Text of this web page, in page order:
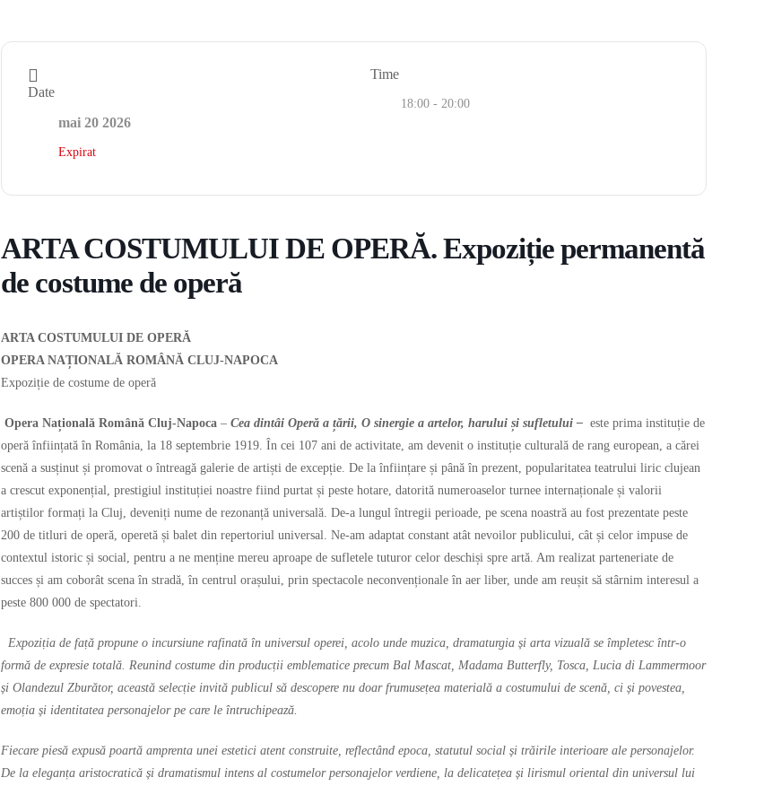
Date
mai 20 2026
Expirat
Time
18:00 - 20:00
ARTA COSTUMULUI DE OPERĂ. Expoziție permanentă
de costume de operă
ARTA COSTUMULUI DE OPERĂ
OPERA NAȚIONALĂ ROMÂNĂ CLUJ-NAPOCA
Expoziție de costume de operă
Opera Națională Română Cluj-Napoca– Cea dintâi Operă a țării, O sinergie a artelor, harului și sufletului – este prima instituție de
operă înființată în România, la 18 septembrie 1919. În cei 107 ani de activitate, am devenit o instituție culturală de rang european, a cărei
scenă a susținut și promovat o întreagă galerie de artiști de excepție. De la înființare și până în prezent, popularitatea teatrului liric clujean
a crescut exponențial, prestigiul instituției noastre fiind purtat și peste hotare, datorită numeroaselor turnee internaționale și valorii
artiștilor formați la Cluj, deveniți nume de rezonanță universală. De-a lungul întregii perioade, pe scena noastră au fost prezentate peste
200 de titluri de operă, operetă și balet din repertoriul universal. Ne-am adaptat constant atât nevoilor publicului, cât și celor impuse de
contextul istoric și social, pentru a ne menține mereu aproape de sufletele tuturor celor deschiși spre artă. Am realizat parteneriate de
succes și am coborât scena în stradă, în centrul orașului, prin spectacole neconvenționale în aer liber, unde am reușit să stârnim interesul a
peste 800 000 de spectatori.
Expoziția de față propune o incursiune rafinată în universul operei, acolo unde muzica, dramaturgia și arta vizuală se împletesc într-o
formă de expresie totală. Reunind costume din producții emblematice precum Bal Mascat, Madama Butterfly, Tosca, Lucia di Lammermoor
și Olandezul Zburător, această selecție invită publicul să descopere nu doar frumusețea materială a costumului de scenă, ci și povestea,
emoția și identitatea personajelor pe care le întruchipează.
Fiecare piesă expusă poartă amprenta unei estetici atent construite, reflectând epoca, statutul social și trăirile interioare ale personajelor.
De la eleganța aristocratică și dramatismul intens al costumelor personajelor verdiene, la delicatețea și lirismul oriental din universul lui